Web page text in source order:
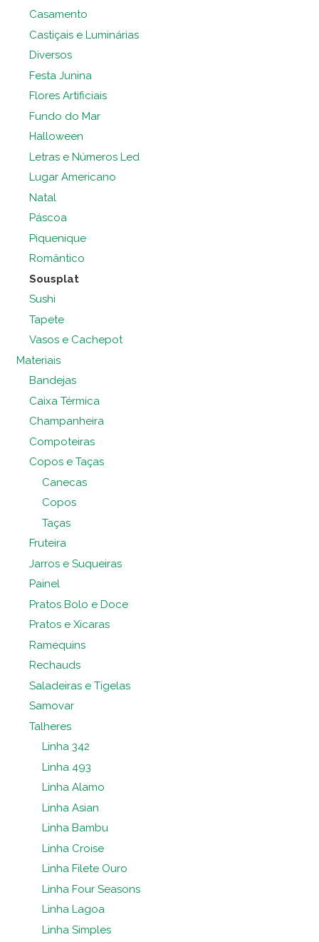
Casamento
Castiçais e Luminárias
Diversos
Festa Junina
Flores Artificiais
Fundo do Mar
Halloween
Letras e Números Led
Lugar Americano
Natal
Páscoa
Piquenique
Romântico
Sousplat
Sushi
Tapete
Vasos e Cachepot
Materiais
Bandejas
Caixa Térmica
Champanheira
Compoteiras
Copos e Taças
Canecas
Copos
Taças
Fruteira
Jarros e Suqueiras
Painel
Pratos Bolo e Doce
Pratos e Xícaras
Ramequins
Rechauds
Saladeiras e Tigelas
Samovar
Talheres
Linha 342
Linha 493
Linha Alamo
Linha Asian
Linha Bambu
Linha Croise
Linha Filete Ouro
Linha Four Seasons
Linha Lagoa
Linha Simples